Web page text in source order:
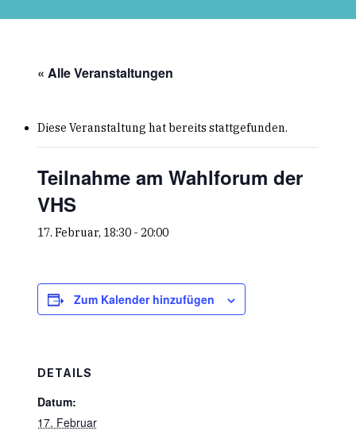
« Alle Veranstaltungen
Diese Veranstaltung hat bereits stattgefunden.
Teilnahme am Wahlforum der
VHS
17. Februar, 18:30- 20:00
Zum Kalender hinzufügen
DETAILS
Datum:
17. Februar